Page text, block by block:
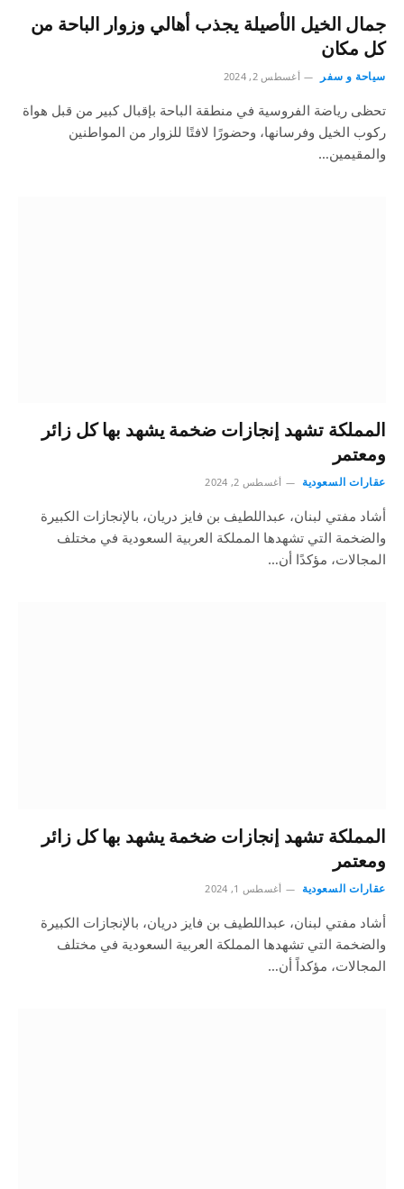
جمال الخيل الأصيلة يجذب أهالي وزوار الباحة من
كل مكان
سياحة و سفر أغسطس 2, 2024
تحظى رياضة الفروسية في منطقة الباحة بإقبال كبير من قبل هواة
ركوب الخيل وفرسانها، وحضورًا لافتًا للزوار من المواطنين
والمقيمين…
المملكة تشهد إنجازات ضخمة يشهد بها كل زائر
ومعتمر
عقارات السعودية أغسطس 2, 2024
أشاد مفتي لبنان، عبداللطيف بن فايز دريان، بالإنجازات الكبيرة
والضخمة التي تشهدها المملكة العربية السعودية في مختلف
المجالات، مؤكدًا أن…
المملكة تشهد إنجازات ضخمة يشهد بها كل زائر
ومعتمر
عقارات السعودية أغسطس 1, 2024
أشاد مفتي لبنان، عبداللطيف بن فايز دريان، بالإنجازات الكبيرة
والضخمة التي تشهدها المملكة العربية السعودية في مختلف
المجالات، مؤكداً أن…